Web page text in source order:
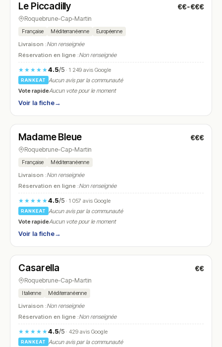
N° 21
Le Piccadilly €€-€€€
Roquebrune-Cap-Martin
Française Méditerranéenne Européenne
Livraison :Non renseignée
Réservation en ligne :Non renseignée
★★★★★4.5/5· 1 249 avis Google
RANKEAT
Aucun avis par la communauté
Vote rapideAucun vote pour le moment
Voir la fiche→
N° 22
Madame Bleue €€€
Roquebrune-Cap-Martin
Française Méditerranéenne
Livraison :Non renseignée
Réservation en ligne :Non renseignée
★★★★★4.5/5· 1 057 avis Google
RANKEAT
Aucun avis par la communauté
Vote rapideAucun vote pour le moment
Voir la fiche→
N° 23
Casarella €€
Roquebrune-Cap-Martin
Italienne Méditerranéenne
Livraison :Non renseignée
Réservation en ligne :Non renseignée
★★★★★4.5/5· 429 avis Google
RANKEAT Aucun avis par la communauté